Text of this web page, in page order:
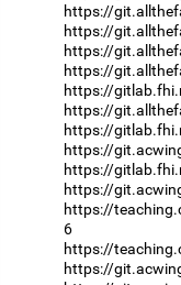
https://
https://
https://
https://
https://
https://
https://
https://
https://
https://
https://
6
https://
https://